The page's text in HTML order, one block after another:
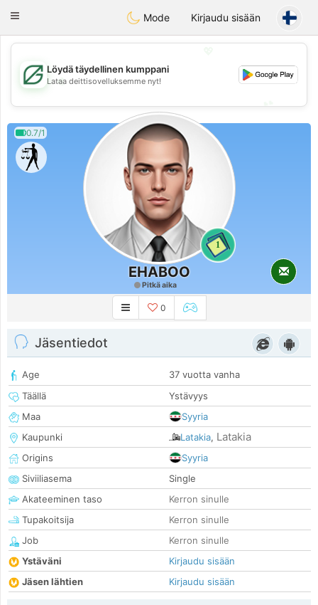
GulfDating
Toggle
Mode Kirjaudu sisään
💖
💕
Löydä täydellinen kumppani
Lataa deittisovelluksemme nyt!
0.7/1
1
EHABOO
Pitkä aika
0
Jäsentiedot
Age
37 vuotta vanha
Täällä
Ystävyys
Maa
Syyria
Kaupunki
Latakia, Latakia
Origins
Syyria
Siviiliasema
Single
Akateeminen taso
Kerron sinulle
Tupakoitsija
Kerron sinulle
Job
Kerron sinulle
Ystäväni
Kirjaudu sisään
Jäsen lähtien
Kirjaudu sisään